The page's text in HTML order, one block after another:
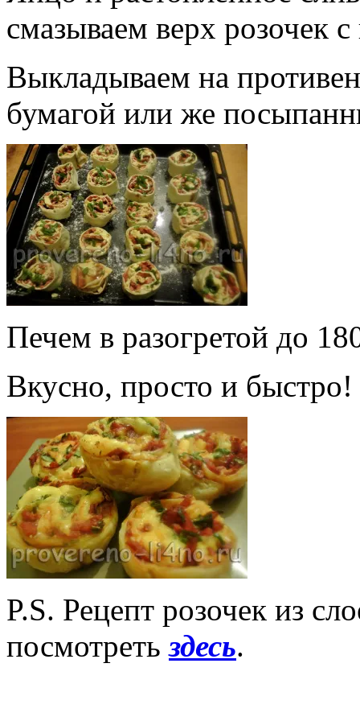
смазываем верх розочек
Выкладываем на
бумагой или же
Печем в разогретой до
Вкусно, просто и
P.S. Рецепт розочек из
посмотретьздесь.